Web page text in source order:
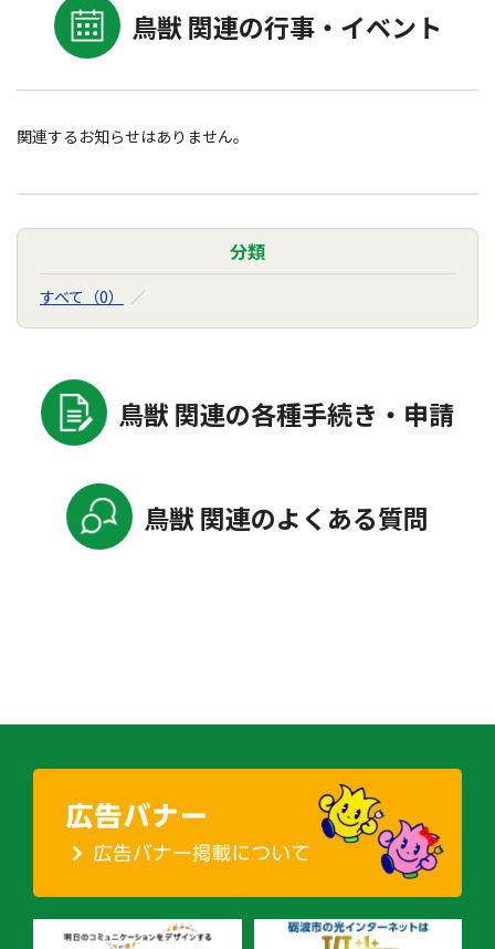
鳥獣 関連の行事・イベント
関連するお知らせはありません。
分類
すべて（0）
鳥獣 関連の各種手続き・申請
鳥獣 関連のよくある質問